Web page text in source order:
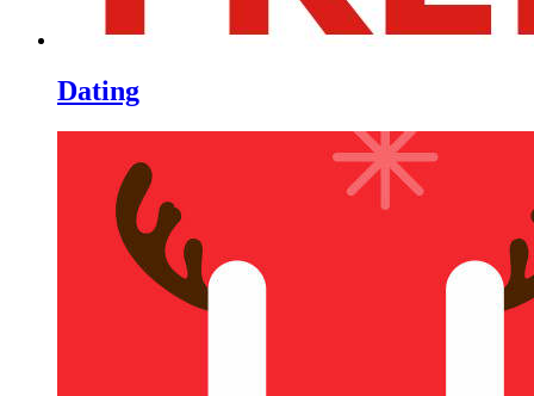
Dating